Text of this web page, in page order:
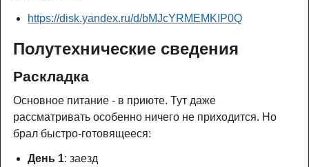
https://disk.yandex.ru/d/bMJcYRMEMKIP0Q
Полутехнические сведения
Раскладка
Основное питание - в приюте. Тут даже
рассматривать особенно ничего не приходится. Но
брал быстро-готовящееся:
День 1: заезд